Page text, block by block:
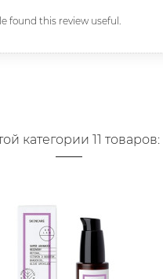
found this review useful.
категории 11 товаров: